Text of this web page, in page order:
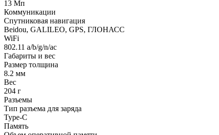
13 Мп
Коммуникации
Спутниковая навигация
Beidou, GALILEO, GPS, ГЛОНАСС
WiFi
802.11 a/b/g/n/ac
Габариты и вес
Размер толщина
8.2 мм
Вес
204 г
Разъемы
Тип разъема для заряда
Type-C
Память